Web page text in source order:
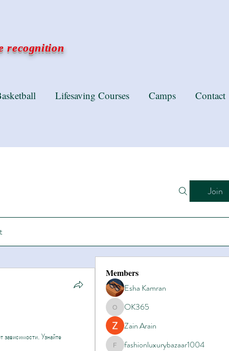
recognition
Join
Узнайте
Members
Esha Kamran
OK365OK365
Zain Arain
fashionluxurybazaar1004
Lifesaving Courses Camps Contact